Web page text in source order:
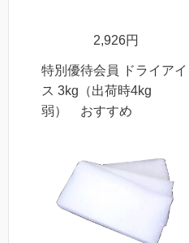
2,926円
特別優待会員 ドライアイ
ス 3kg（出荷時4kg
弱） おすすめ